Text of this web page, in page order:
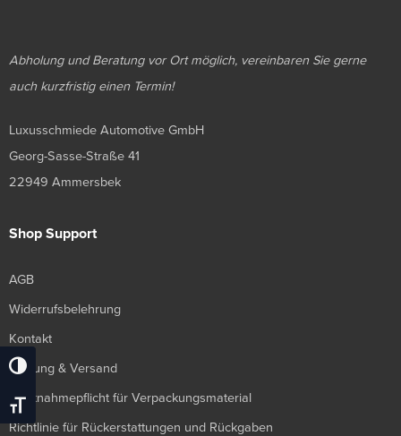
Umschalten Auf Hohe Kontraste
Schrift Vergrößern
Abholung und Beratung vor Ort möglich, vereinbaren Sie gerne
auch kurzfristig einen Termin!
Luxusschmiede Automotive GmbH
Georg-Sasse-Straße 41
22949 Ammersbek
Shop Support
AGB
Widerrufsbelehrung
Kontakt
Zahlung & Versand
Rücknahmepflicht für Verpackungsmaterial
Richtlinie für Rückerstattungen und Rückgaben